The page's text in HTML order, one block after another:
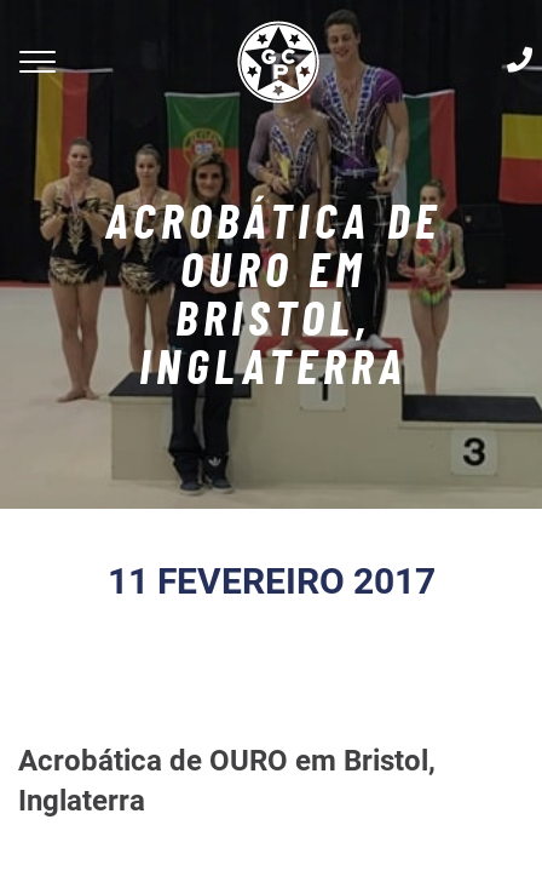
ACROBÁTICA DE
OURO EM
BRISTOL,
INGLATERRA
11 FEVEREIRO 2017
Acrobática de OURO em Bristol,
Inglaterra